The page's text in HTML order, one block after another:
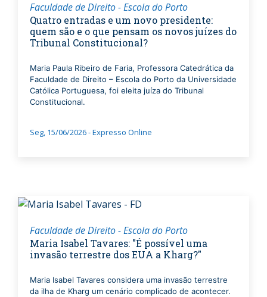
Faculdade de Direito - Escola do Porto
Quatro entradas e um novo presidente:
quem são e o que pensam os novos juízes do
Tribunal Constitucional?
Maria Paula Ribeiro de Faria, Professora Catedrática da
Faculdade de Direito – Escola do Porto da Universidade
Católica Portuguesa, foi eleita juíza do Tribunal
Constitucional.
Seg, 15/06/2026 - Expresso Online
Faculdade de Direito - Escola do Porto
Maria Isabel Tavares: "É possível uma
invasão terrestre dos EUA a Kharg?"
Maria Isabel Tavares considera uma invasão terrestre
da ilha de Kharg um cenário complicado de acontecer.